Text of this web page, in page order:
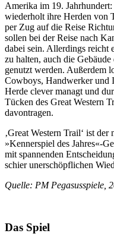
Amerika im 19.
wiederholt ihre Herden von
per Zug auf die Reise
sollen bei der Reise nach
dabei sein. Allerdings reicht
zu halten, auch die
genutzt werden. Außerdem
Cowboys, Handwerker und
Herde clever managt und
Tücken des Great Western
davontragen.
‚Great Western Trail‘ ist
»Kennerspiel des Jahres«-
mit spannenden
schier unerschöpflichen
Quelle: PM Pegasusspiele,
Das Spiel